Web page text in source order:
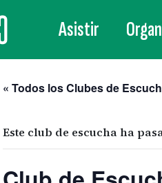
Asistir
« Todos los Clubes de
Este club de escucha ha